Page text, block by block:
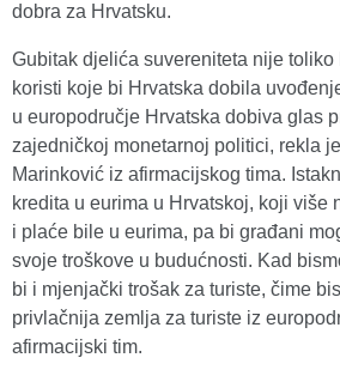
dobra za Hrvatsku.
Gubitak djelića suvereniteta nije toliko
koristi koje bi Hrvatska dobila
u europodručje Hrvatska dobiva glas
zajedničkoj monetarnoj politici, rekla
Marinković iz afirmacijskog tima.
kredita u eurima u Hrvatskoj, koji više
i plaće bile u eurima, pa bi građani
svoje troškove u budućnosti. Kad
bi i mjenjački trošak za turiste, čime
privlačnija zemlja za turiste iz
afirmacijski tim.